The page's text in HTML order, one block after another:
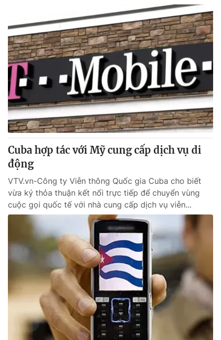
THỜI BÁO VTV
Theo dõi báo trên
Cơ quan chủ quản:Đài Truyền hình Việt Nam
Cơ quan báo chí:
Thời báo VTV
Giấy phép hoạt động báo in và báo điện tử số 483/GP-BTTTT
cấp ngày 29/12/2023
Tổng Biên tập:Vũ Thanh Thủy
Phó Tổng Biên tập:
Tổng đài VTV:024.38 355 931 - 024.38 355 932
Ðiện thoại Thời báo VTV:024.66 897 897
Email:toasoan@vtv.vn
Liên hệ quảng cáo:
024-7300.7108
Cuba hợp tác với Mỹ cung cấp dịch vụ di
động
VTV.vn-Công ty Viễn thông Quốc gia Cuba cho biết
vừa ký thỏa thuận kết nối trực tiếp để chuyển vùng
cuộc gọi quốc tế với nhà cung cấp dịch vụ viễn...